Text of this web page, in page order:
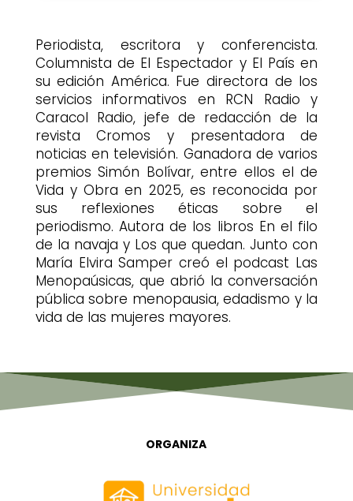
Periodista, escritora y conferencista.
Columnista de El Espectador y El País en
su edición América. Fue directora de los
servicios informativos en RCN Radio y
Caracol Radio, jefe de redacción de la
revista Cromos y presentadora de
noticias en televisión. Ganadora de varios
premios Simón Bolívar, entre ellos el de
Vida y Obra en 2025, es reconocida por
sus reflexiones éticas sobre el
periodismo. Autora de los libros En el filo
de la navaja y Los que quedan. Junto con
María Elvira Samper creó el podcast Las
Menopaúsicas, que abrió la conversación
pública sobre menopausia, edadismo y la
vida de las mujeres mayores.
ORGANIZA